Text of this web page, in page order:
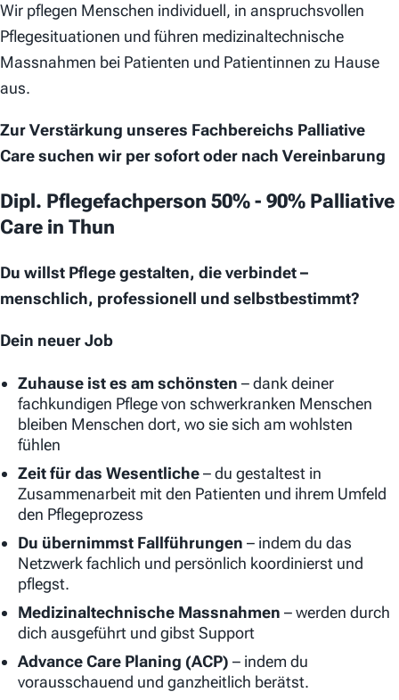
Wir pflegen Menschen individuell, in anspruchsvollen
Pflegesituationen und führen medizinaltechnische
Massnahmen bei Patienten und Patientinnen zu Hause
aus.
Zur Verstärkung unseres Fachbereichs Palliative
Care suchen wir per sofort oder nach Vereinbarung
Dipl. Pflegefachperson 50% - 90% Palliative
Care in Thun
Du willst Pflege gestalten, die verbindet –
menschlich, professionell und selbstbestimmt?
Dein neuer Job
Zuhause ist es am schönsten– dank deiner
fachkundigen Pflege von schwerkranken Menschen
bleiben Menschen dort, wo sie sich am wohlsten
fühlen
Zeit für das Wesentliche– du gestaltest in
Zusammenarbeit mit den Patienten und ihrem Umfeld
den Pflegeprozess
Du übernimmst Fallführungen– indem du das
Netzwerk fachlich und persönlich koordinierst und
pflegst.
Medizinaltechnische Massnahmen– werden durch
dich ausgeführt und gibst Support
Advance Care Planing (ACP) – indem du
vorausschauend und ganzheitlich berätst.